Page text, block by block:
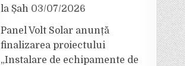
la Șah 03/07/2026
Panel Volt Solar anunță
finalizarea proiectului
„Instalare de echipamente de